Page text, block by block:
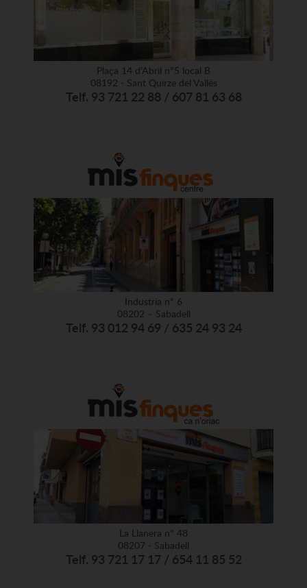
Plaça 14 d'Abril nº5 local B
08192 - Sant Quirze del Vallès
Telf. 93 721 22 88 / 607 81 63 68
Industria nº 6
08202 – Sabadell
Telf. 93 012 94 69 / 635 24 93 24
La Llanera nº 48
08207 - Sabadell
Telf. 93 721 17 17 / 654 11 85 52